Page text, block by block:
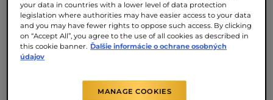
kávových majstrov L’OR. Tóny letného
tmavého lesného ovocia sú čerstvé,
prichádzajú tak rýchlo, ako odchádzajú –
bez dozvuku. Sledujte ľudí okolo seba, určite
elegantnejší a usporiadanejší než ostatní.
your data in countries with a lower level of data protection
legislation where authorities may have easier access to your data
and you may have fewer rights to oppose such access. By clicking
on “Accept All”, you agree to the use of all cookies as described in
this cookie banner. Ďalšie informácie o ochrane osobných
údajov
MANAGE COOKIES